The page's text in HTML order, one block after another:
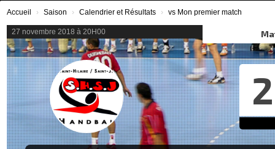
Accueil Saison Calendrier et Résultats vs Mon premier match
27 novembre 2018 à 20H00